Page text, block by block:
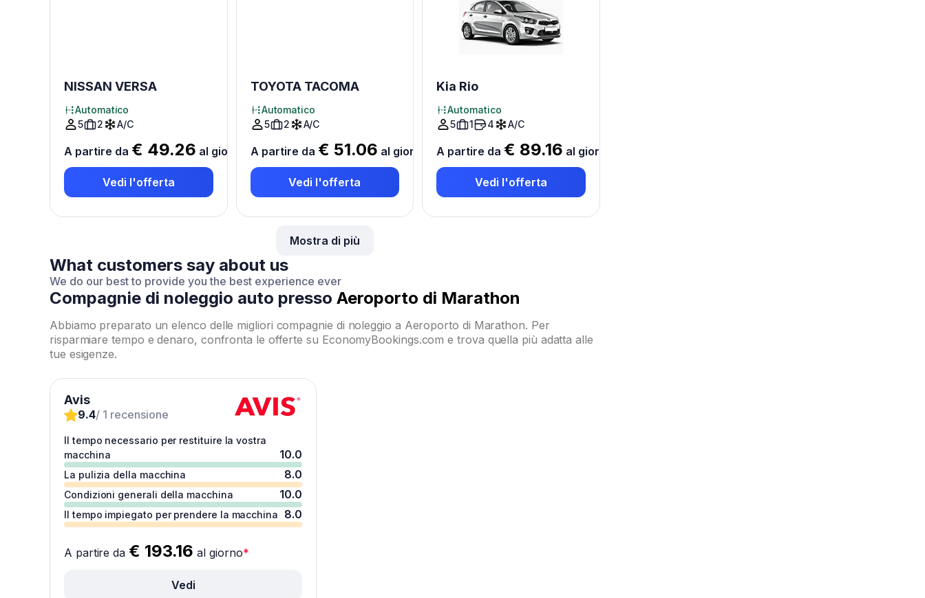
NISSAN VERSA
Automatico
5
2 A/C
A partire da € 49.26 al giorno *
Vedi l'offerta
TOYOTA TACOMA
Automatico
5
2 A/C
A partire da € 51.06 al giorno *
Vedi l'offerta
Kia Rio
Automatico
5
1 4 A/C
A partire da € 89.16 al giorno
Vedi l'offerta
Mostra di più
What customers say about us
We do our best to provide you the best experience ever
Compagnie di noleggio auto presso Aeroporto di Marathon
Abbiamo preparato un elenco delle migliori compagnie di noleggio a Aeroporto di Marathon. Per
risparmiare tempo e denaro, confronta le offerte su EconomyBookings.com e trova quella più adatta alle
tue esigenze.
Avis
9.4/ 1 recensione
Il tempo necessario per restituire la vostra
macchina
10.0
La pulizia della macchina 8.0
Condizioni generali della macchina 10.0
Il tempo impiegato per prendere la macchina 8.0
A partire da € 193.16 al giorno*
Vedi